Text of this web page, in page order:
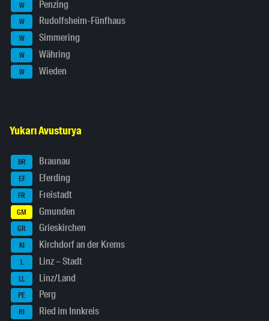
W Penzing
W Rudolfsheim-Fünfhaus
W Simmering
W Währing
W Wieden
Yukarı Avusturya
BR Braunau
EF Eferding
FR Freistadt
GM Gmunden
GR Grieskirchen
KI Kirchdorf an der Krems
L Linz – Stadt
LL Linz/Land
PE Perg
RI Ried im Innkreis